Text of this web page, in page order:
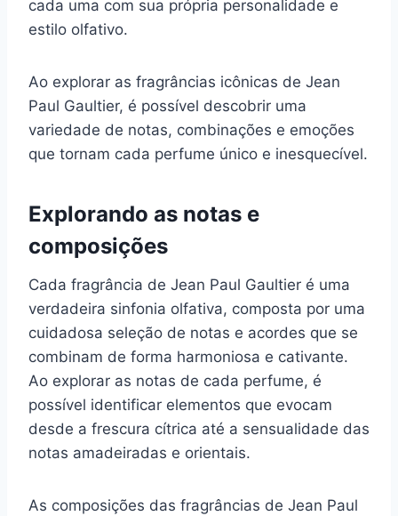
cada uma com sua própria personalidade e
estilo olfativo.
Ao explorar as fragrâncias icônicas de Jean
Paul Gaultier, é possível descobrir uma
variedade de notas, combinações e emoções
que tornam cada perfume único e inesquecível.
Explorando as notas e
composições
Cada fragrância de Jean Paul Gaultier é uma
verdadeira sinfonia olfativa, composta por uma
cuidadosa seleção de notas e acordes que se
combinam de forma harmoniosa e cativante.
Ao explorar as notas de cada perfume, é
possível identificar elementos que evocam
desde a frescura cítrica até a sensualidade das
notas amadeiradas e orientais.
As composições das fragrâncias de Jean Paul